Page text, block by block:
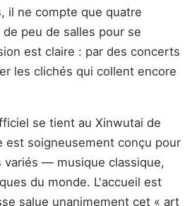
il ne compte que quatre
peu de salles pour se
est claire : par des concerts
les clichés qui collent encore
se tient au Xinwutai de
est soigneusement conçu pour
variés — musique classique,
du monde. L'accueil est
salue unanimement cet « art